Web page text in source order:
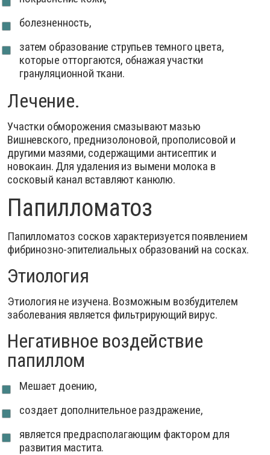
болезненность,
затем образование струпьев темного цвета,
которые отторгаются, обнажая участки
грануляционной ткани.
Лечение.
Участки обморожения смазывают мазью
Вишневского, преднизолоновой, прополисовой и
другими мазями, содержащими антисептик и
новокаин. Для удаления из вымени молока в
сосковый канал вставляют канюлю.
Папилломатоз
Папилломатоз сосков характеризуется появлением
фибринозно-эпителиальных образований на сосках.
Этиология
Этиология не изучена. Возможным возбудителем
заболевания является фильтрирующий вирус.
Негативное воздействие
папиллом
Мешает доению,
создает дополнительное раздражение,
является предрасполагающим фактором для
развития мастита.